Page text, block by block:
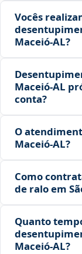
Vocês
Maceió‑AL?
Maceió‑AL
conta?
O
Maceió‑AL?
Como
de ralo em
Quanto
Maceió‑AL?